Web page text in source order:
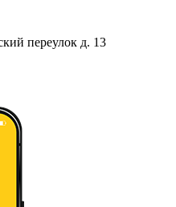
переулок д. 13